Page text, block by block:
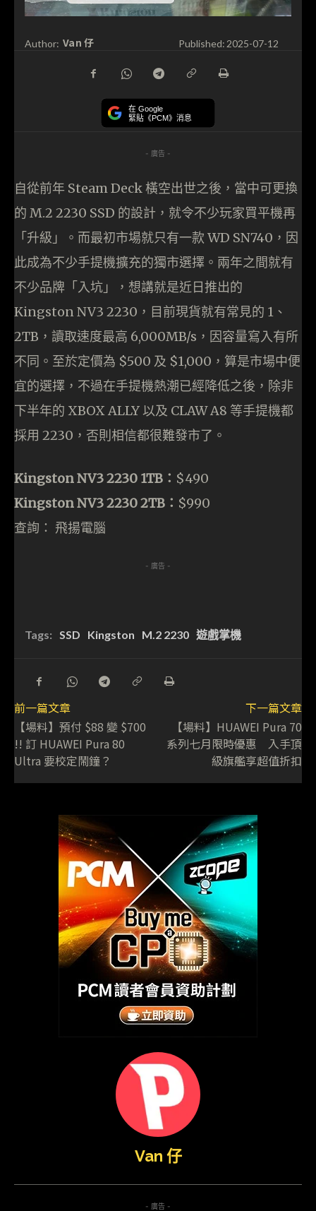
Author: Van 仔 Published: 2025-07-12
在 Google
緊貼《PCM》消息
- 廣告 -
自從前年 Steam Deck 橫空出世之後，當中可更換
的 M.2 2230 SSD 的設計，就令不少玩家買平機再
「升級」。而最初市場就只有一款 WD SN740，因
此成為不少手提機擴充的獨市選擇。兩年之間就有
不少品牌「入坑」，想講就是近日推出的
Kingston NV3 2230，目前現貨就有常見的 1、
2TB，讀取速度最高 6,000MB/s，因容量寫入有所
不同。至於定價為 $500 及 $1,000，算是市場中便
宜的選擇，不過在手提機熱潮已經降低之後，除非
下半年的 XBOX ALLY 以及 CLAW A8 等手提機都
採用 2230，否則相信都很難發市了。
Kingston NV3 2230 1TB： $490
Kingston NV3 2230 2TB： $990
查詢： 飛揚電腦
- 廣告 -
Tags: SSD Kingston M.2 2230 遊戲掌機
前一篇文章
【場料】預付 $88 變 $700
!! 訂 HUAWEI Pura 80
Ultra 要校定鬧鐘？
下一篇文章
【場料】HUAWEI Pura 70
系列七月限時優惠 入手頂
級旗艦享超值折扣
Van 仔
- 廣告 -